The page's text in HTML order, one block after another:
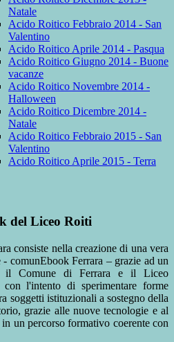
Natale
Acido Roitico Febbraio 2014 - San
Valentino
Acido Roitico Aprile 2014 - Pasqua
Acido Roitico Giugno 2014 - Buone
vacanze
Acido Roitico Novembre 2014 -
Halloween
Acido Roitico Dicembre 2014 -
Natale
Acido Roitico Febbraio 2015 - San
Valentino
Acido Roitico Aprile 2015 - Terra
del Liceo Roiti
consiste nella creazione di una vera
comunEbook Ferrara – grazie ad un
il Comune di Ferrara e il Liceo
l'intento di sperimentare forme
soggetti istituzionali a sostegno della
grazie alle nuove tecnologie e al
un percorso formativo coerente con